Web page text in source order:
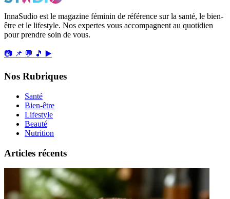
InnaSudio est le magazine féminin de référence sur la santé, le bien-
être et le lifestyle. Nos expertes vous accompagnent au quotidien
pour prendre soin de vous.
📷 📌 💬 🎵 ▶️
Nos Rubriques
Santé
Bien-être
Lifestyle
Beauté
Nutrition
Articles récents